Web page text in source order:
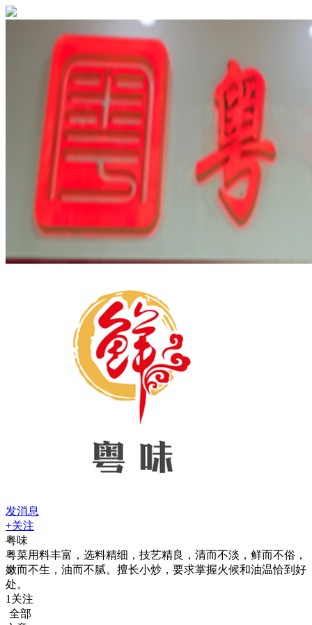
发消息
+关注
粤味
粤菜用料丰富，选料精细，技艺精良，清而不淡，鲜而不俗，
嫩而不生，油而不腻。擅长小炒，要求掌握火候和油温恰到好
处。
1 关注
全部